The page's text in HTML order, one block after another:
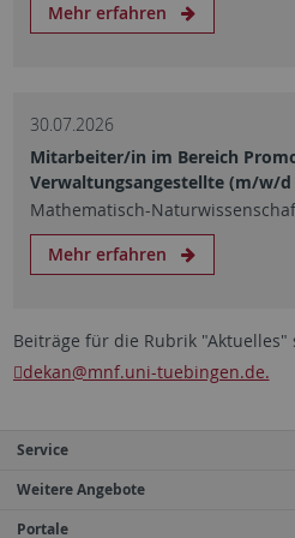
Mehr erfahren
30.07.2026
Mitarbeiter/in im Bereich
Verwaltungsangestellte (m/w/d
Mathematisch-
Mehr erfahren
Beiträge für die Rubrik "Aktuelles"
dekan@mnf.uni-tuebingen.de.
Service
Weitere Angebote
Portale